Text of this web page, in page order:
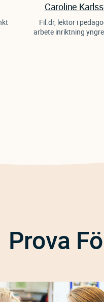
Caroline
Fil.dr, lektor i
arbete inriktning
Prova